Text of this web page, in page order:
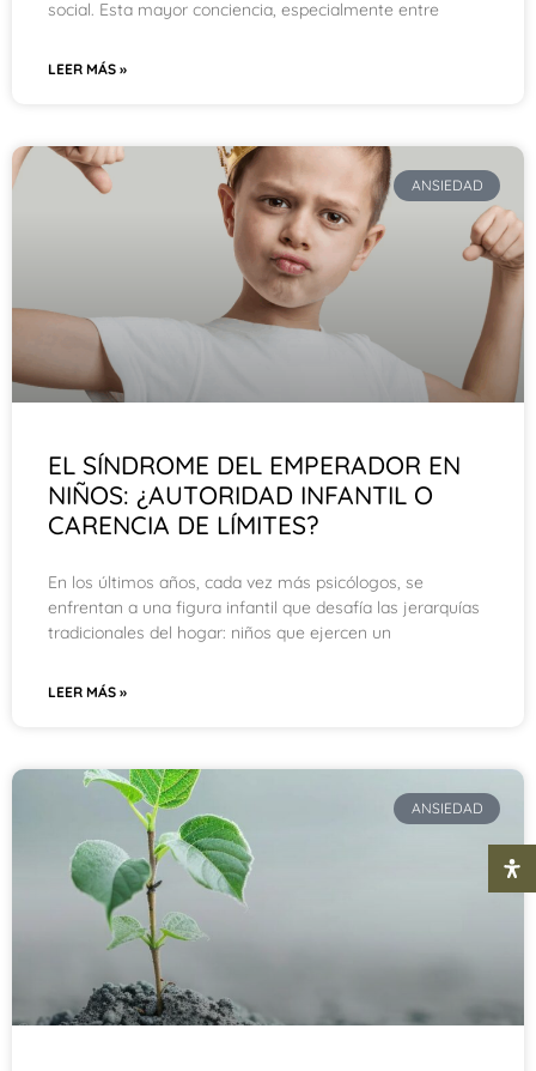
social. Esta mayor conciencia, especialmente entre
LEER MÁS »
ANSIEDAD
EL SÍNDROME DEL EMPERADOR EN
NIÑOS: ¿AUTORIDAD INFANTIL O
CARENCIA DE LÍMITES?
En los últimos años, cada vez más psicólogos, se
enfrentan a una figura infantil que desafía las jerarquías
tradicionales del hogar: niños que ejercen un
LEER MÁS »
ANSIEDAD